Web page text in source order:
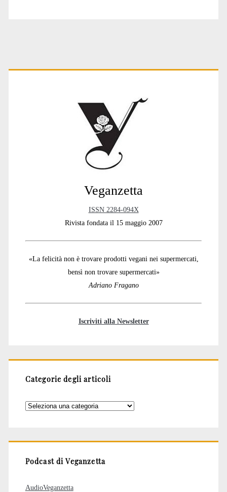
Primary
Veganzetta
ISSN 2284-094X
Rivista fondata il 15 maggio 2007
«La felicità non è trovare prodotti vegani nei supermercati,
bensì non trovare supermercati»
Adriano Fragano
Iscriviti alla Newsletter
Categorie degli articoli
Categorie
Podcast di Veganzetta
AudioVeganzetta